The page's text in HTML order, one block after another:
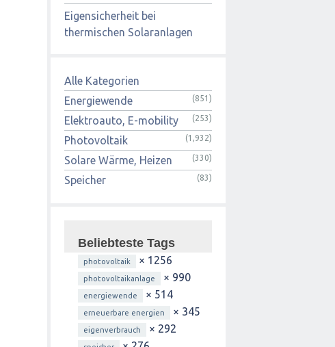
Eigensicherheit bei
thermischen Solaranlagen
Alle Kategorien
Energiewende
(851)
Elektroauto, E-mobility (253)
Photovoltaik (1,932)
Solare Wärme, Heizen (330)
Speicher (83)
Beliebteste Tags
photovoltaik × 1256
photovoltaikanlage × 990
energiewende × 514
erneuerbare energien × 345
eigenverbrauch × 292